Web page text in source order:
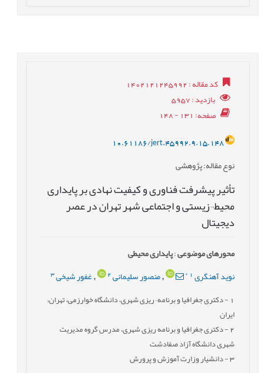
کد مقاله: 1402121245992
بازدید: 5957
صفحه: 131 - 148
10.61186/jert.45992.9.15.148
نوع مقاله: پژوهشی
تأثیر پیشرفت فناوری و کیفیت نهادی بر پایداری
محیط¬زیستی و اجتماعی شهر تهران در عصر
دیجیتال
محورهای موضوعی:پایداری محیطی
نوید آهنگری *
,منصور سلیمانی 2
,غفور شیخی 3
- دکتری جغرافیا و برنامه¬ریزی شهری، دانشگاه خوارزمی، تهران،
ایران
2- دکتری جغرافیا و برنامه ریزی شهری، مدرس گروه مدیریت
شهری دانشگاه آزاد صفادشت
3- دانشیار وزارت آموزش و پرورش